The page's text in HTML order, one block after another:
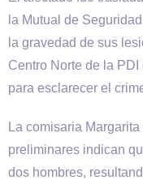
la Mutual de
la gravedad de sus
Centro Norte de la
para esclarecer el
La comisaria
preliminares indican
dos hombres,